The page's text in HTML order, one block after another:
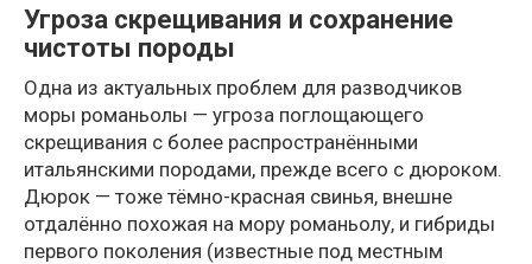
Угроза скрещивания и сохранение
чистоты породы
Одна из актуальных проблем для разводчиков
моры романьолы — угроза поглощающего
скрещивания с более распространёнными
итальянскими породами, прежде всего с дюроком.
Дюрок — тоже тёмно-красная свинья, внешне
отдалённо похожая на мору романьолу, и гибриды
первого поколения (известные под местным